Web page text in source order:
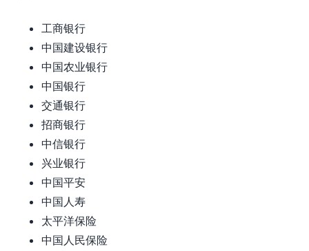
工商银行
中国建设银行
中国农业银行
中国银行
交通银行
招商银行
中信银行
兴业银行
中国平安
中国人寿
太平洋保险
中国人民保险